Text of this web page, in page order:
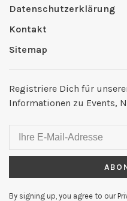
Datenschutzerklärung
Kontakt
Sitemap
Registriere Dich für
Informationen zu Events,
By signing up, you agree to our